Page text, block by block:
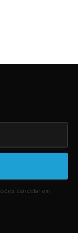
cancelar em